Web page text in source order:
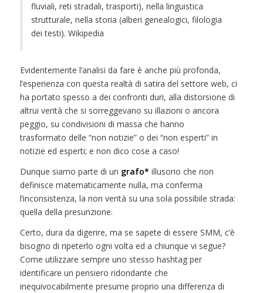
fluviali, reti stradali, trasporti), nella linguistica
strutturale, nella storia (alberi genealogici, filologia
dei testi). Wikipedia
Evidentemente l’analisi da fare è anche più profonda,
l’esperienza con questa realtà di satira del settore web, ci
ha portato spesso a dei confronti duri, alla distorsione di
altrui verità che si sorreggevano su illazioni o ancora
peggio, su condivisioni di massa che hanno
trasformato delle “non notizie” o dei “non esperti” in
notizie ed esperti; e non dico cose a caso!
Dunque siamo parte di un grafo* illusorio che non
definisce matematicamente nulla, ma conferma
l’inconsistenza, la non verità su una sola possibile strada:
quella della presunzione.
Certo, dura da digerire, ma se sapete di essere SMM, c’è
bisogno di ripeterlo ogni volta ed a chiunque vi segue?
Come utilizzare sempre uno stesso hashtag per
identificare un pensiero ridondante che
inequivocabilmente presume proprio una differenza di